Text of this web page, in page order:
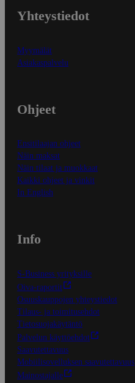
Yhteystiedot
Myymälät
Asiakaspalvelu
Ohjeet
Ensitilaajan ohjeet
Näin maksat
Näin tilaat ja muokkaat
Kaikki ohjeet ja vinkit
In English
Info
S-Business yrityksille
Oiva-raportit
Osuuskauppojen yhteystiedot
Tilaus- ja toimitusehdot
Tietosuojakäytäntö
Palvelun käyttöehdot
Saavutettavuus
Mobiilisovelluksen saavutettavuus
Mainostajalle